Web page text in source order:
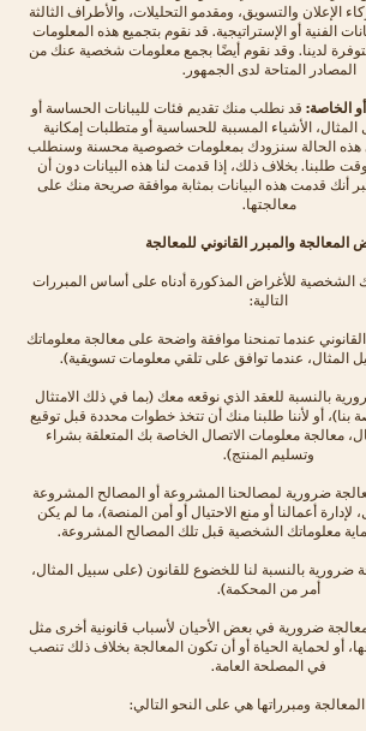
الإعلان والتسويق، ومقدمو التحليلات، والأطراف الثالثة
الفنية أو الإستراتيجية. قد نقوم بتجميع هذه المعلومات
لدينا. وقد نقوم أيضًا بجمع معلومات شخصية عنك من
المصادر المتاحة لدى الجمهور.
الخاصة:قد نطلب منك تقديم فئات لليبانات الحساسة أو
الأشياء المسببة للحساسية أو متطلبات إمكانية
هذه الحالة سنزودك بمعلومات خصوصية محسنة وسنطلب
طلبنا. بخلاف ذلك، إذا قدمت لنا هذه البيانات دون أن
أنك قدمت هذه البيانات بمثابة موافقة صريحة منك على
معالجتها.
المعالجة والمبرر القانوني للمعالجة
الشخصية للأغراض المذكورة أدناه على أساس المبررات
التالية:
عندما تمنحنا موافقة واضحة على معالجة معلوماتك
عندما توافق على تلقي معلومات تسويقية).
بالنسبة للعقد الذي نوقعه معك (بما في ذلك الامتثال
أو لأننا طلبنا منك أن تتخذ خطوات محددة قبل توقيع
معالجة معلومات الاتصال الخاصة بك المتعلقة بشراء
وتسليم المنتج).
ضرورية لمصالحنا المشروعة أو المصالح المشروعة
أعمالنا أو منع الاحتيال أو أمن المنصة)، ما لم يكن
معلوماتك الشخصية قبل تلك المصالح المشروعة.
ضرورية بالنسبة لنا للخضوع للقانون (على سبيل المثال،
أمر من المحكمة).
ضرورية في بعض الأحيان لأسباب قانونية أخرى مثل
أو لحماية الحياة أو أن تكون المعالجة بخلاف ذلك تنصب
في المصلحة العامة.
ومبرراتها هي على النحو التالي: